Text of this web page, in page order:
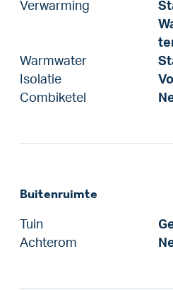
Verwarming
Warmwater
Isolatie
Combiketel
Buitenruimte
Tuin
Achterom